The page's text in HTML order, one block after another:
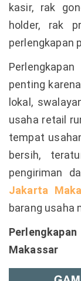
kasir, rak
holder, rak
perlengkapan
penting
lokal,
usaha retail
tempat
bersih,
pengiriman
Jakarta
barang usaha
Makassar